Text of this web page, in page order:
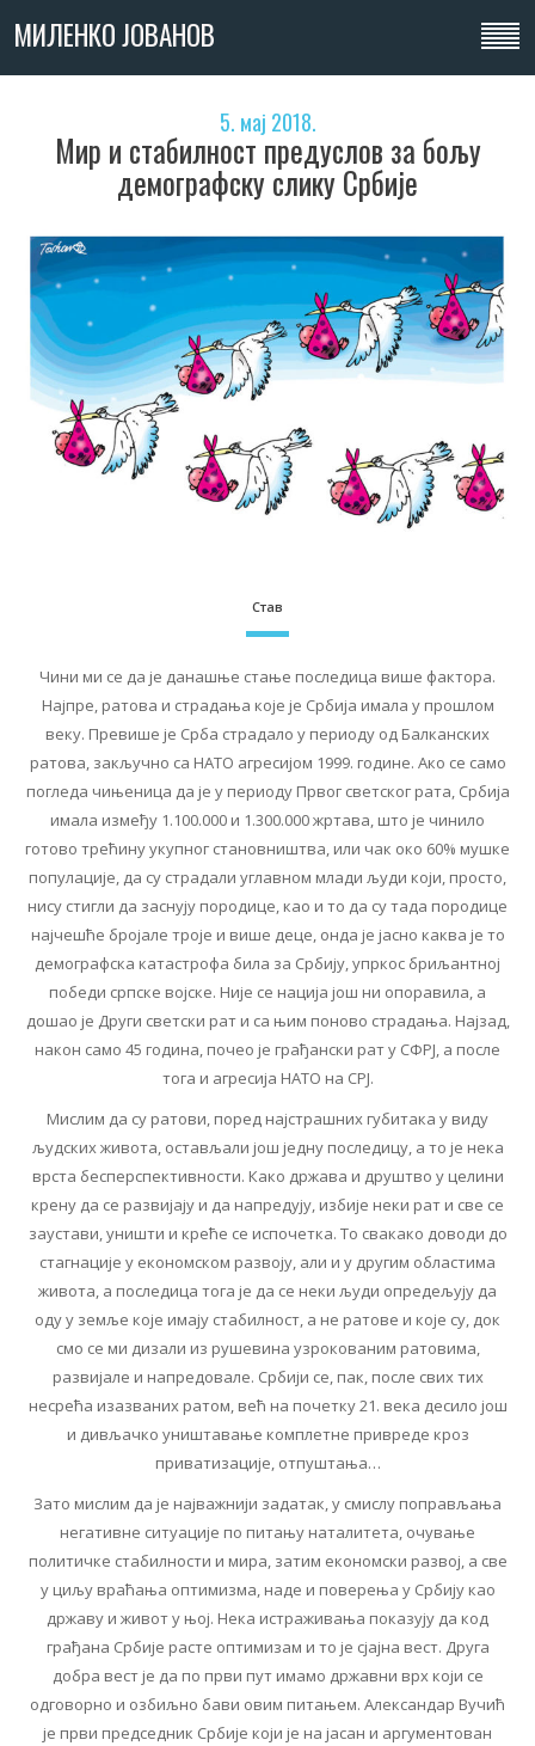
МИЛЕНКО ЈОВАНОВ
5. мај 2018.
Мир и стабилност предуслов за бољу
демографску слику Србије
Став
Чини ми се да је данашње стање последица више фактора.
Најпре, ратова и страдања које је Србија имала у прошлом
веку. Превише је Срба страдало у периоду од Балканских
ратова, закључно са НАТО агресијом 1999. године. Ако се само
погледа чињеница да је у периоду Првог светског рата, Србија
имала између 1.100.000 и 1.300.000 жртава, што је чинило
готово трећину укупног становништва, или чак око 60% мушке
популације, да су страдали углавном млади људи који, просто,
нису стигли да заснују породице, као и то да су тада породице
најчешће бројале троје и више деце, онда је јасно каква је то
демографска катастрофа била за Србију, упркос бриљантној
победи српске војске. Није се нација још ни опоравила, а
дошао је Други светски рат и са њим поново страдања. Најзад,
након само 45 година, почео је грађански рат у СФРЈ, а после
тога и агресија НАТО на СРЈ.
Мислим да су ратови, поред најстрашних губитака у виду
људских живота, остављали још једну последицу, а то је нека
врста бесперспективности. Како држава и друштво у целини
крену да се развијају и да напредују, избије неки рат и све се
заустави, уништи и креће се испочетка. То свакако доводи до
стагнације у економском развоју, али и у другим областима
живота, а последица тога је да се неки људи опредељују да
оду у земље које имају стабилност, а не ратове и које су, док
смо се ми дизали из рушевина узрокованим ратовима,
развијале и напредовале. Србији се, пак, после свих тих
несрећа изазваних ратом, већ на почетку 21. века десило још
и дивљачко уништавање комплетне привреде кроз
приватизације, отпуштања…
Зато мислим да је најважнији задатак, у смислу поправљања
негативне ситуације по питању наталитета, очување
политичке стабилности и мира, затим економски развој, а све
у циљу враћања оптимизма, наде и поверења у Србију као
државу и живот у њој. Нека истраживања показују да код
грађана Србије расте оптимизам и то је сјајна вест. Друга
добра вест је да по први пут имамо државни врх који се
одговорно и озбиљно бави овим питањем. Александар Вучић
је први председник Србије који је на јасан и аргументован